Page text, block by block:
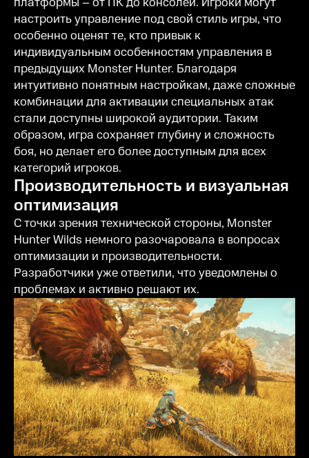
настроить управление под свой стиль игры, что
особенно оценят те, кто привык к
индивидуальным особенностям управления в
предыдущих Monster Hunter. Благодаря
интуитивно понятным настройкам, даже сложные
комбинации для активации специальных атак
стали доступны широкой аудитории. Таким
образом, игра сохраняет глубину и сложность
боя, но делает его более доступным для всех
категорий игроков.
Производительность и визуальная
оптимизация
С точки зрения технической стороны, Monster
Hunter Wilds немного разочаровала в вопросах
оптимизации и производительности.
Разработчики уже ответили, что уведомлены о
проблемах и активно решают их.